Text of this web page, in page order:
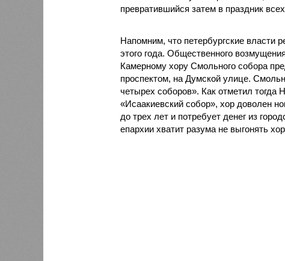
превратившийся затем в праздник
Напомним, что петербургские власти
этого года. Общественного
Камерному хору Смольного собора
проспектом, на Думской улице.
четырех соборов». Как отметил тогда
«Исаакиевский собор», хор доволен
до трех лет и потребует денег из
епархии хватит разума не выгонять